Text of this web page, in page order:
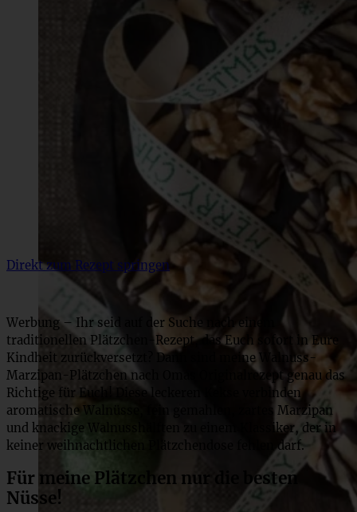
Direkt zum Rezept springen
Werbung – Ihr seid auf der Suche nach einem
traditionellen Plätzchen-Rezept, das Euch sofort in Eure
Kindheit zurückversetzt? Dann sind meine Walnuss-
Marzipan-Plätzchen nach Omas Originalrezept genau das
Richtige für Euch! Diese leckeren Kekse verbinden
aromatische Walnüsse, fein gemahlen, zartes Marzipan
und knackige Walnusshälften zu einem Klassiker, der in
keiner weihnachtlichen Plätzchendose fehlen darf.
Für meine Plätzchen nur die besten
Nüsse!